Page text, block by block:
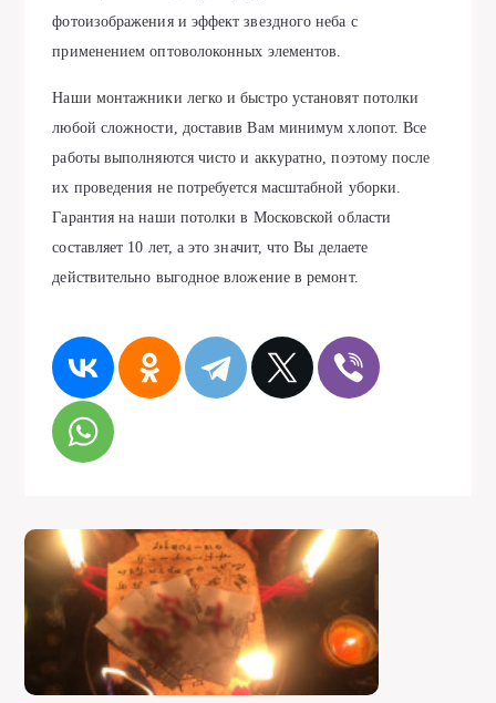
фотоизображения и эффект звездного неба с
применением оптоволоконных элементов.
Наши монтажники легко и быстро установят потолки
любой сложности, доставив Вам минимум хлопот. Все
работы выполняются чисто и аккуратно, поэтому после
их проведения не потребуется масштабной уборки.
Гарантия на наши потолки в Московской области
составляет 10 лет, а это значит, что Вы делаете
действительно выгодное вложение в ремонт.